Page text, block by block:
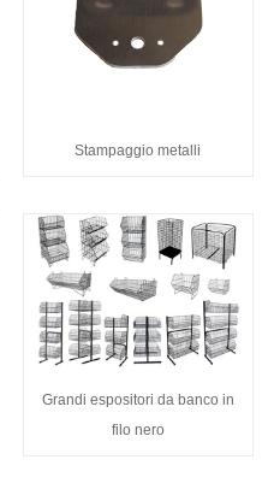
Stampaggio metalli
Grandi espositori da banco in
filo nero